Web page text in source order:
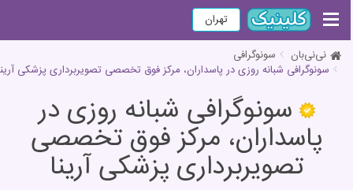
تهران
نی‌نی‌بان
سونوگرافی
سونوگرافی شبانه روزی در پاسداران، مرکز فوق تخصصی تصویربرداری پزشکی آرینا
سونوگرافی شبانه روزی در
پاسداران، مرکز فوق تخصصی
تصویربرداری پزشکی آرینا